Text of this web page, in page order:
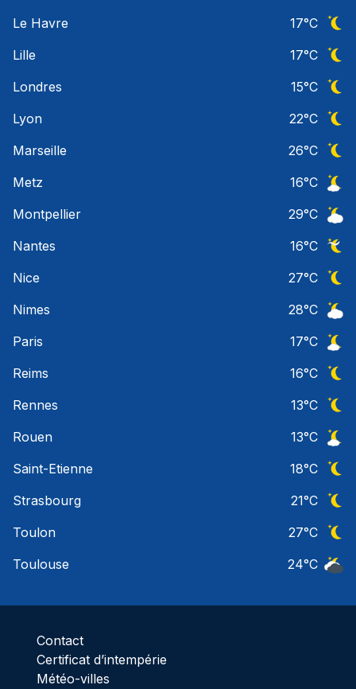
Le Havre
17°C
Lille
17°C
Londres
15°C
Lyon
22°C
Marseille
26°C
Metz
16°C
Montpellier
29°C
Nantes
16°C
Nice
27°C
Nimes
28°C
Paris
17°C
Reims
16°C
Rennes
13°C
Rouen
13°C
Saint-Etienne
18°C
Strasbourg
21°C
Toulon
27°C
Toulouse
24°C
Contact
Certificat d’intempérie
Météo-villes